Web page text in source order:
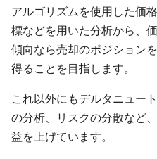
アルゴリズムを使用した価
標などを用いた分析から、
傾向なら売却のポジション
得ることを目指します。
これ以外にもデルタニュー
の分析、リスクの分散など
益を上げています。